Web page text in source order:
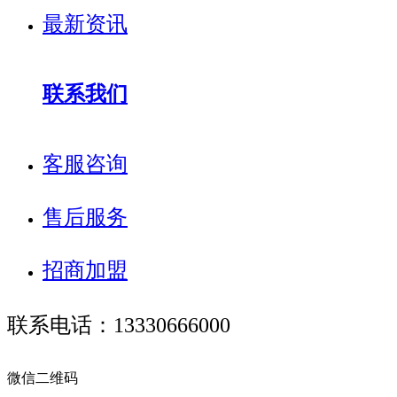
最新资讯
联系我们
客服咨询
售后服务
招商加盟
联系电话：13330666000
微信二维码